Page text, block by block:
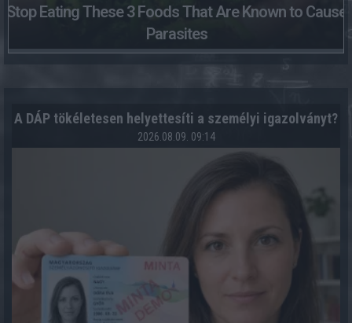
Stop Eating These 3 Foods That Are Known to Cause
Parasites
A DÁP tökéletesen helyettesíti a személyi igazolványt?
2026.08.09. 09:14